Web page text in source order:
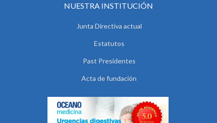
NUESTRA INSTITUCIÓN
Junta Directiva actual
Estatutos
Past Presidentes
Acta de fundación